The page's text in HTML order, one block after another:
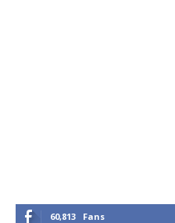
60,813 Fans